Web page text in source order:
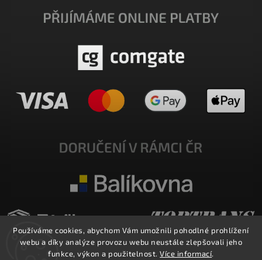
Používáme cookies, abychom Vám umožnili pohodlné prohlížení
webu a díky analýze provozu webu neustále zlepšovali jeho
funkce, výkon a použitelnost.Více informací.